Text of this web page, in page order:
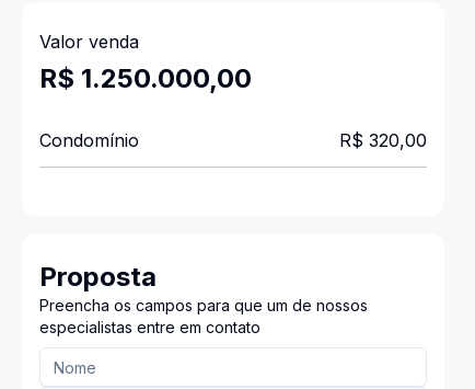
Valor venda
R$ 1.250.000,00
Condomínio R$ 320,00
Proposta
Preencha os campos para que um de nossos
especialistas entre em contato